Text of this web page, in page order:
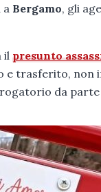
a Bergamo, gli
il presunto
e trasferito, non
da